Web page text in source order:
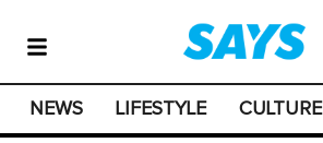
NEWS LIFESTYLE CULTURE